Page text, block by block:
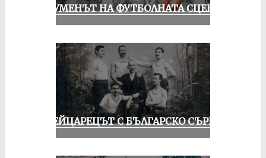
ШОУМЕНЪТ НА ФУТБОЛНАТА СЦЕНА
ШВЕЙЦАРЕЦЪТ С БЪЛГАРСКО СЪРЦЕ